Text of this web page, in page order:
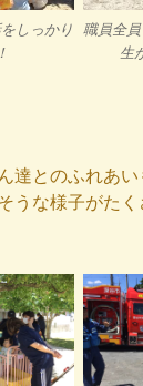
しっかり
職員全
生
達とのふれあ
うな様子がたく